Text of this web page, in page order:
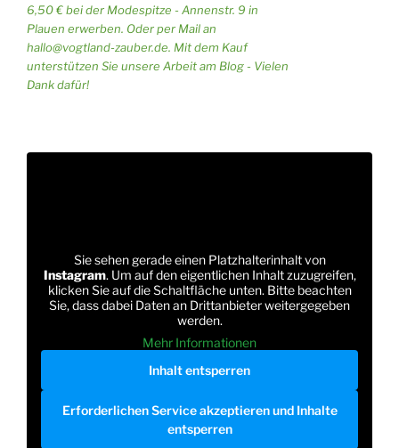
6,50 € bei der Modespitze - Annenstr. 9 in
Plauen erwerben. Oder per Mail an
hallo@vogtland-zauber.de. Mit dem Kauf
unterstützen Sie unsere Arbeit am Blog - Vielen
Dank dafür!
Sie sehen gerade einen Platzhalterinhalt von
Instagram. Um auf den eigentlichen Inhalt zuzugreifen,
klicken Sie auf die Schaltfläche unten. Bitte beachten
Sie, dass dabei Daten an Drittanbieter weitergegeben
werden.
Mehr Informationen
Inhalt entsperren
Erforderlichen Service akzeptieren und Inhalte
entsperren